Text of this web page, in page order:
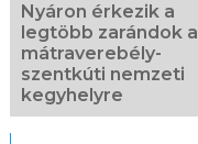
Nyáron érkezik a
legtöbb zarándok a
mátraverebély-
szentkúti nemzeti
kegyhelyre